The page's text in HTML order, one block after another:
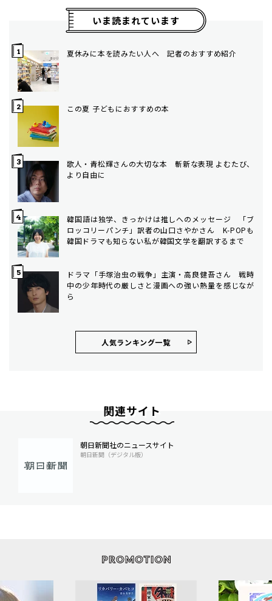
いま読まれています
夏休みに本を読みたい人へ 記者のおすすめ紹介
この夏 子どもにおすすめの本
歌人・青松輝さんの大切な本 斬新な表現 よむたび、
より自由に
韓国語は独学、きっかけは推しへのメッセージ 「ブ
ロッコリーパンチ」訳者の山口さやかさん K-POPも
韓国ドラマも知らない私が韓国文学を翻訳するまで
ドラマ「手塚治虫の戦争」主演・高良健吾さん 戦時
中の少年時代の厳しさと漫画への強い熱量を感じなが
ら
人気ランキング⼀覧
関連サイト
朝日新聞社のニュースサイト
朝日新聞（デジタル版）